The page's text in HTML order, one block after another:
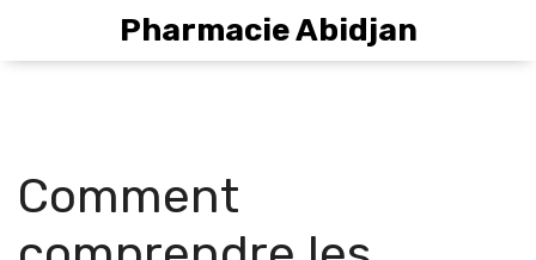
Pharmacie Abidjan
Comment